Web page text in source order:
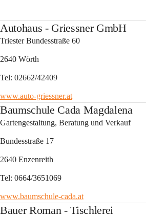
Autohaus - Griessner GmbH
Triester Bundesstraße 60
2640 Wörth
Tel: 02662/42409
www.auto-griessner.at
Baumschule Cada Magdalena
Gartengestaltung, Beratung und Verkauf
Bundesstraße 17
2640 Enzenreith
Tel: 0664/3651069
www.baumschule-cada.at
Bauer Roman - Tischlerei